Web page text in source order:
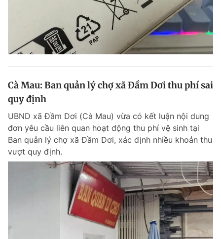
Sản phẩm khác
Tiện ích Bạn cần biết
Thông tin tòa soạn Liên hệ quảng cáo
Đọc Thanh Niên trên điện thoại
Cà Mau: Ban quản lý chợ xã Đầm Dơi thu phí sai
quy định
UBND xã Đầm Dơi (Cà Mau) vừa có kết luận nội dung
đơn yêu cầu liên quan hoạt động thu phí vệ sinh tại
Ban quản lý chợ xã Đầm Dơi, xác định nhiều khoản thu
vượt quy định.